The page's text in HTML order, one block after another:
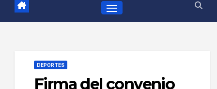
DEPORTES
Firma del convenio